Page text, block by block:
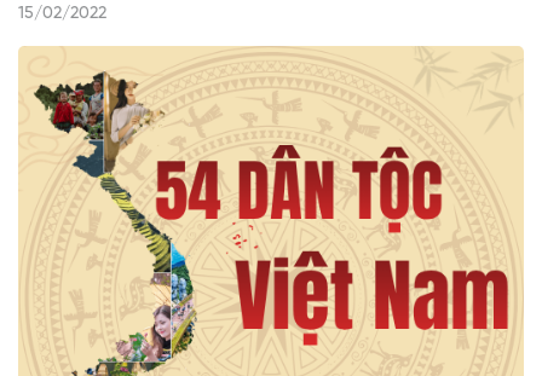
15/02/2022